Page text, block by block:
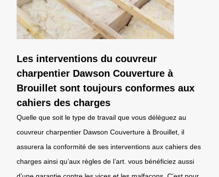
Les interventions du couvreur
charpentier Dawson Couverture à
Brouillet sont toujours conformes aux
cahiers des charges
Quelle que soit le type de travail que vous déléguez au
couvreur charpentier Dawson Couverture à Brouillet, il
assurera la conformité de ses interventions aux cahiers des
charges ainsi qu’aux règles de l’art. vous bénéficiez aussi